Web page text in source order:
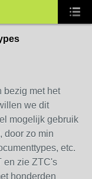
bezig met het
we dit
mogelijk gebruik
door zo min
etc.
en zie ZTC's
honderden